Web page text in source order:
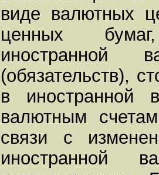
виде валютных
ценных
иностранной
(обязательств),
в иностранной
валютным
связи с